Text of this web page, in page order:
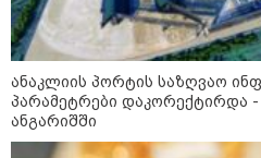
მსოფლიო
ანაკლიის პორტის საზღვაო
პარამეტრები დაკორექტირდა -
ანგარიშში